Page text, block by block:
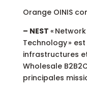
Orange OINIS
– NEST «
Technology »
infrastructures
Wholesale
principales